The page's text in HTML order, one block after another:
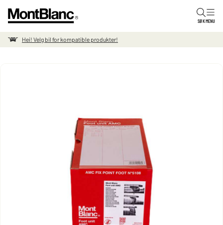
SØKMENU
Hei! Velg bil for kompatible produkter!